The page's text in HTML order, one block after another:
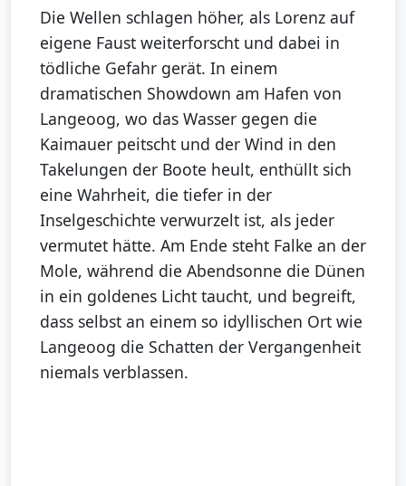
Die Wellen schlagen höher, als Lorenz auf
eigene Faust weiterforscht und dabei in
tödliche Gefahr gerät. In einem
dramatischen Showdown am Hafen von
Langeoog, wo das Wasser gegen die
Kaimauer peitscht und der Wind in den
Takelungen der Boote heult, enthüllt sich
eine Wahrheit, die tiefer in der
Inselgeschichte verwurzelt ist, als jeder
vermutet hätte. Am Ende steht Falke an der
Mole, während die Abendsonne die Dünen
in ein goldenes Licht taucht, und begreift,
dass selbst an einem so idyllischen Ort wie
Langeoog die Schatten der Vergangenheit
niemals verblassen.